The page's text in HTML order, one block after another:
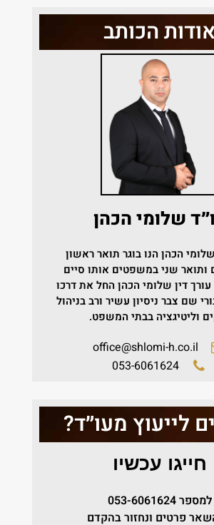
הכותב
שלומי הכהן
הכהן הנו בוגר תואר ראשון
שני במשפטים אותו סיים
עורך דין שלומי הכהן החל את דרכו
שם צבר ניסיון עשיר ורב בניהול
וליטיגציה בבתי המשפט.
office@shlomi-h.co.il
053-6061624
לייעוץ מעו״ד?
חייגו עכשיו
למספר053-6061624
פרטים ונחזור בהקדם